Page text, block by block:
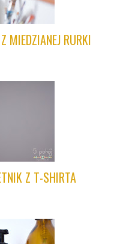
MIEDZIANEJ RURKI
Z T-SHIRTA